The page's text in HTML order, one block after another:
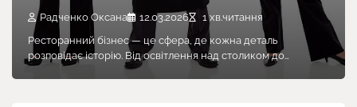
Радченко Оксана 12.03.2026
1 хв.читання
Ресторанний бізнес — це сфера, де кожна деталь
розповідає історію. Від освітлення над столиком до…